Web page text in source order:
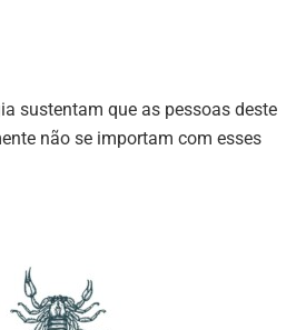
sustentam que as pessoas deste
não se importam com esses